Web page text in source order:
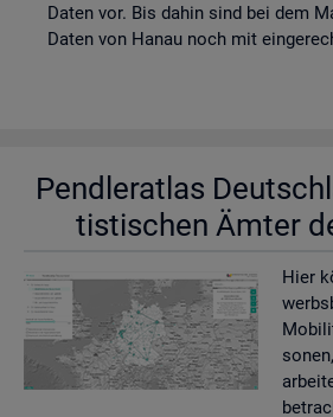
Daten vor. Bis dahin sind bei dem
Daten von Hanau noch mit
Pend­ler­at­las
tis­ti­schen Ämter
Hier